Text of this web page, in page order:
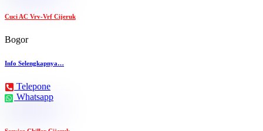
Cuci AC Vrv-Vrf Cijeruk
Bogor
Info Selengkapnya…
Telepone
Whatsapp